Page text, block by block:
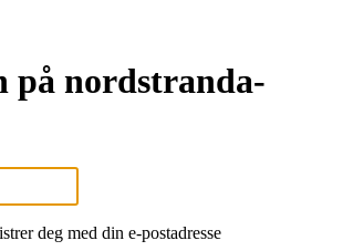
på nordstranda-
deg med din e-postadresse